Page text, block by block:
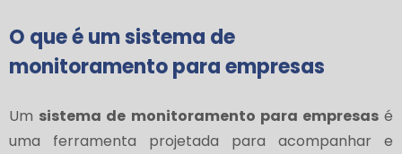
O que é um sistema de
monitoramento para empresas
Um sistema de monitoramento para empresasé
uma ferramenta projetada para acompanhar e